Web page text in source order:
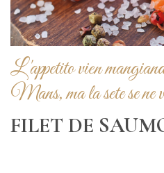
L'appetito vien
Mans, ma la sete se ne
FILET DE